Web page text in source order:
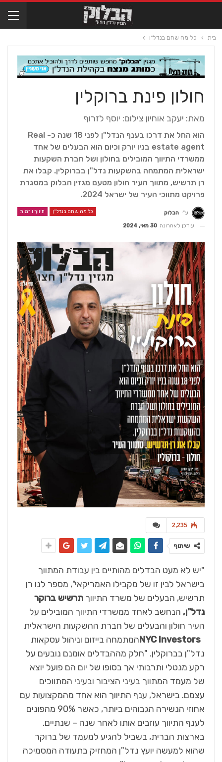
בית כל מה שחם בנדל"ן
חולון פינת ברוקלין
מאת: יעקב אוחיון צילום: יוסף לזרוף
הוא החל את דרכו בענף הנדל"ן לפני 18 שנה כ- Real
estate agent בניו יורק וכיום הוא הבעלים של אחד
ממשרדי התיווך המובילים בחולון ושל חברת השקעות
ישראלית המתמחה בהשקעות נדל"ן בברוקלין. קבלו את
רן תרשיש, מתווך העיר חולון מטעם מגזין הבלוק במסגרת
פרויקט מתווכי העיר של ישראל 2024.
כל מה שחם בנדל"ן תיווך ויזמות ע"י הבלוק
עודכן לאחרונה 30 מאי, 2024
2,235
שיתוף
"יש לא מעט הבדלים מהותיים בין עבודת המתווך
בישראל לבין זו של מקבילו האמריקאי", מספר לנו רן
תרשיש, הבעלים של משרד התיווך תרשיש ברוקר
נדל"ן, הנחשב לאחד ממשרדי התיווך המובילים על
העיר חולון והבעלים של חברת ההשקעות הישראלית
NYC Investorsהמתמחה בייזום וניהול עסקאות
נדל"ן בברוקלין. "חלק מההבדלים אומנם נובעים על
רקע מנטלי ותרבותי אך בסופו של יום הם פועל יוצא
של מעמד המתווך בעיני הציבור ובעיני המתווכים
עצמם. בישראל, ענף התיווך הוא אחד מהמקצועות עם
אחוזי הנשירה הגבוהים ביותר, כאשר 90% מהפונים
לענף התיווך עוזבים אותו לאחר שנה – שנתיים.
בארצות הברית, בשביל להגיע למעמד של ברוקר
שהוא למעשה יועץ נדל"ן המחזיק בתעודה המסמיכה